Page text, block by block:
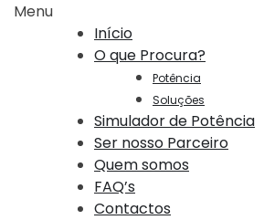
Menu
Início
O que Procura?
Potência
Soluções
Simulador de Potência
Ser nosso Parceiro
Quem somos
FAQ’s
Contactos